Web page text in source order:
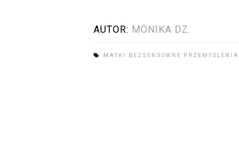
AUTOR: MONIKA DZ.
MATKI BEZSENSOWNE PRZEMYŚLENIA